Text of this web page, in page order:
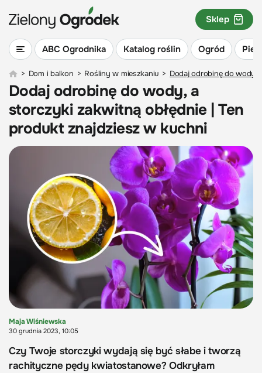
ABC Ogrodnika Katalog roślin Ogród
Sklep
> Dom i balkon > Rośliny w mieszkaniu > Dodaj odrobinę do wody,
Dodaj odrobinę do wody, a
storczyki zakwitną obłędnie | Ten
produkt znajdziesz w kuchni
Maja Wiśniewska
30 grudnia 2023, 10:05
Czy Twoje storczyki wydają się być słabe i tworzą
rachityczne pędy kwiatostanowe? Odkryłam